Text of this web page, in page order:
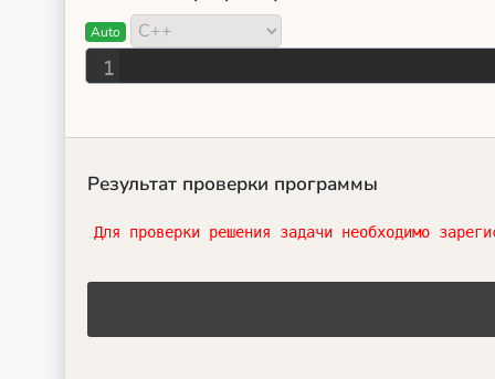
Auto
1
Результат проверки программы
Для проверки решения задачи необходимо